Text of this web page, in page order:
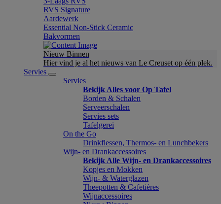
RVS Signature
Aardewerk
Essential Non-Stick Ceramic
Bakvormen
Nieuw Binnen
Hier vind je al het nieuws van Le Creuset op één plek.
Servies
Servies
Bekijk Alles voor Op Tafel
Borden & Schalen
Serveerschalen
Servies sets
Tafelgerei
On the Go
Drinkflessen, Thermos- en Lunchbekers
Wijn- en Drankaccessoires
Bekijk Alle Wijn- en Drankaccessoires
Kopjes en Mokken
Wijn- & Waterglazen
Theepotten & Cafetières
Wijnaccessoires